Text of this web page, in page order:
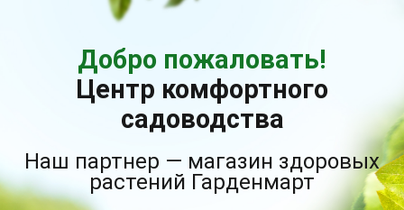
Добро пожаловать!
Центр комфортного
садоводства
Наш партнер — магазин здоровых
растений Гарденмарт